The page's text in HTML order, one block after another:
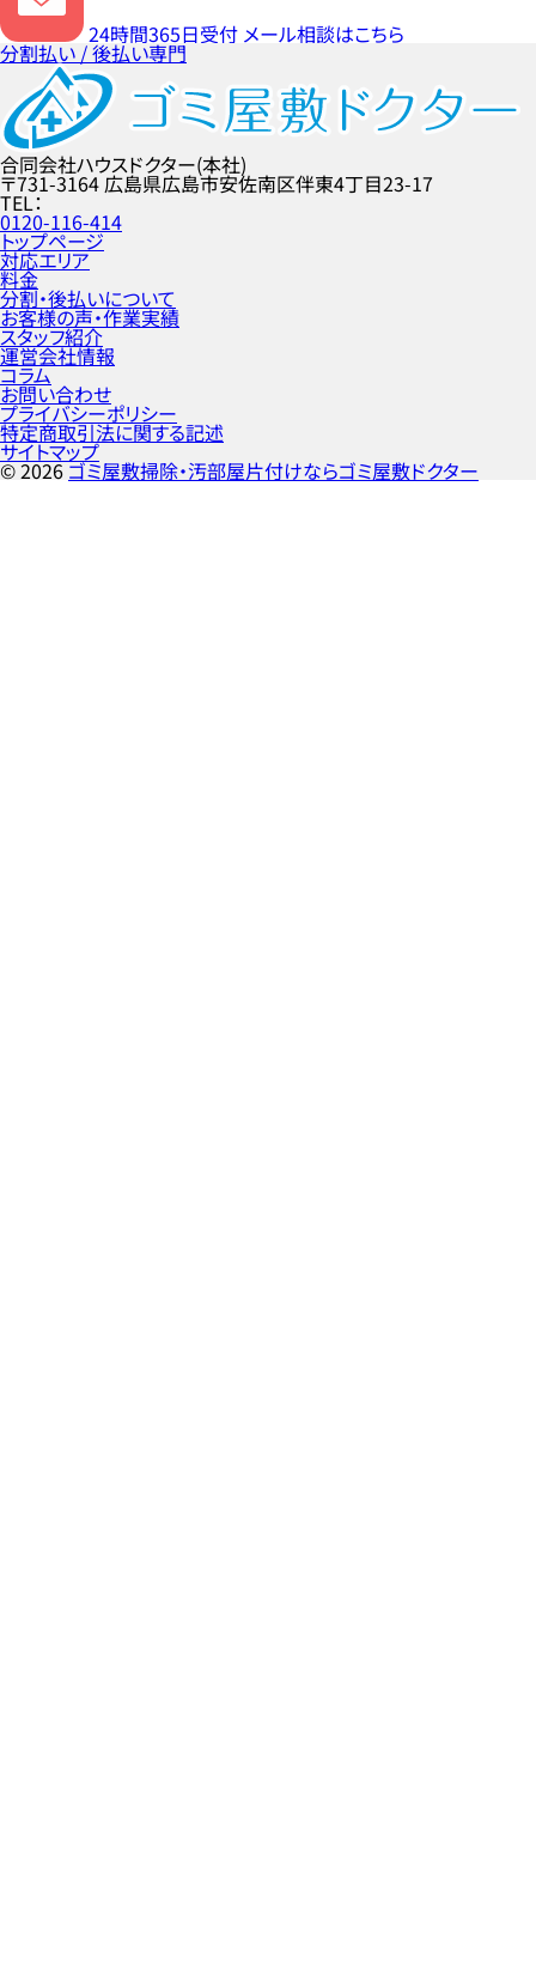
24時間365日受付 メール相談はこちら
分割払い / 後払い専門
合同会社ハウスドクター(本社)
〒731-3164 広島県広島市安佐南区伴東4丁目23-17
TEL
0120-116-414
トップページ
対応エリア
料金
分割・後払いについて
お客様の声・作業実績
スタッフ紹介
運営会社情報
コラム
お問い合わせ
プライバシーポリシー
特定商取引法に関する記述
サイトマップ
©2026ゴミ屋敷掃除・汚部屋片付けならゴミ屋敷ドクター